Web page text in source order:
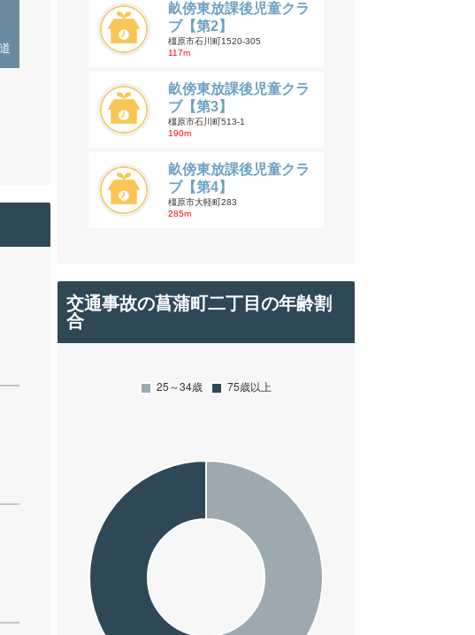
畝傍東放課後児童クラ
ブ【第2】
橿原市石川町1520-305
117m
畝傍東放課後児童クラ
ブ【第3】
橿原市石川町513-1
190m
畝傍東放課後児童クラ
ブ【第4】
橿原市大軽町283
285m
交通事故の菖蒲町二丁目の年齢割
合